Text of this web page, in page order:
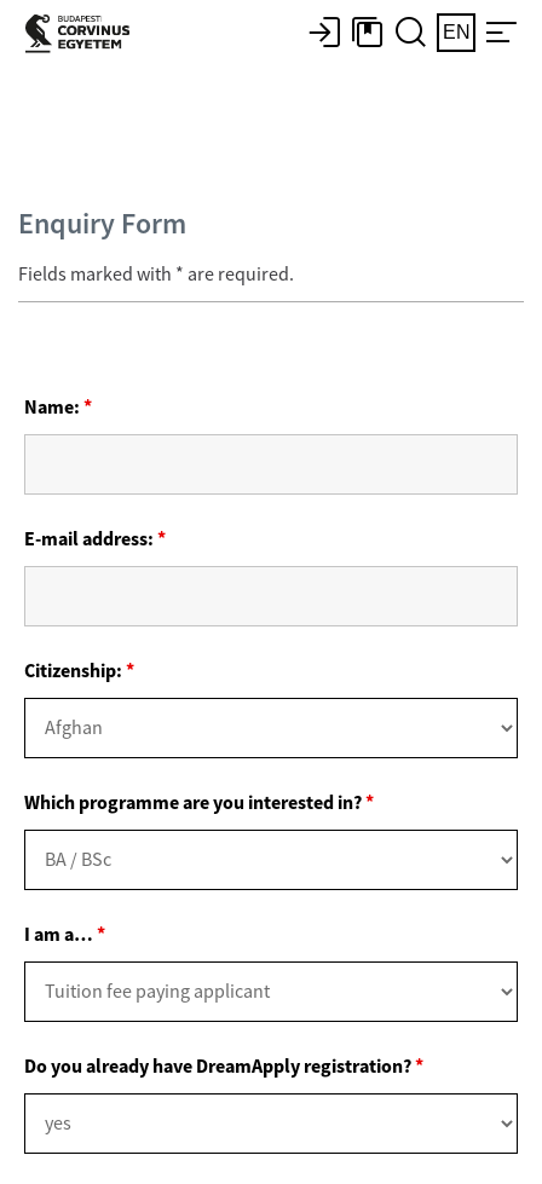
EN
Enquiry Form
Fields marked with * are required.
Name:*
E-mail address:*
Citizenship:*
Which programme are you interested in?*
I am a…*
Do you already have DreamApply registration?*